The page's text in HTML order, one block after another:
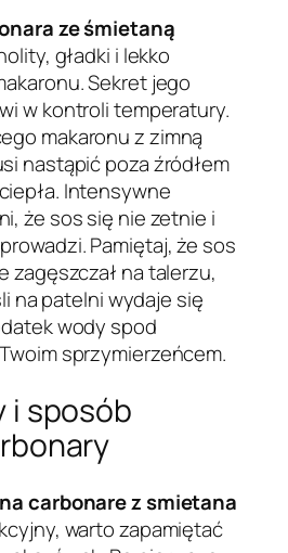
ze śmietaną
gładki i lekko
Sekret jego
w kontroli temperatury.
makaronu z zimną
nastąpić poza źródłem
Intensywne
że sos się nie zetnie i
Pamiętaj, że sos
zagęszczał na talerzu,
na patelni wydaje się
wody spod
sprzymierzeńcem.
i sposób
carbonare z smietana
warto zapamiętać